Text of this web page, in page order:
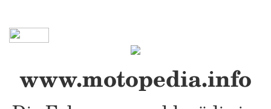
www.motopedia.info